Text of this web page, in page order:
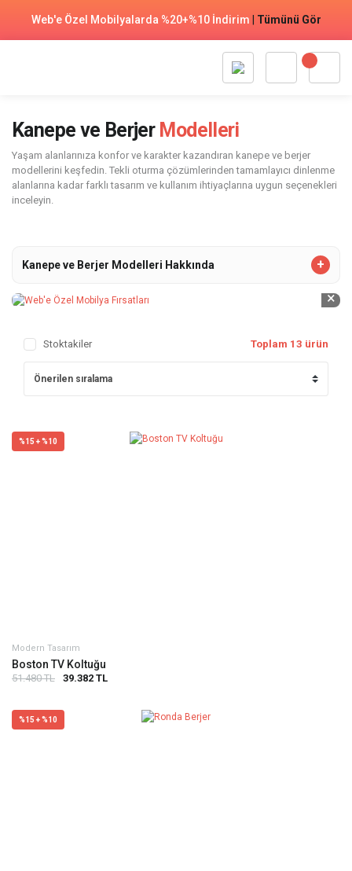
Web'e Özel Mobilyalarda %20+%10 İndirim Tümünü Gör
Kanepe ve Berjer Modelleri
Yaşam alanlarınıza konfor ve karakter kazandıran kanepe ve berjer
modellerini keşfedin. Tekli oturma çözümlerinden tamamlayıcı dinlenme
alanlarına kadar farklı tasarım ve kullanım ihtiyaçlarına uygun seçenekleri
inceleyin.
Kanepe ve Berjer Modelleri Hakkında
×
Stoktakiler Toplam 13 ürün
%15 + %10
Modern Tasarım
Boston TV Koltuğu
51.480 TL 39.382 TL
%15 + %10